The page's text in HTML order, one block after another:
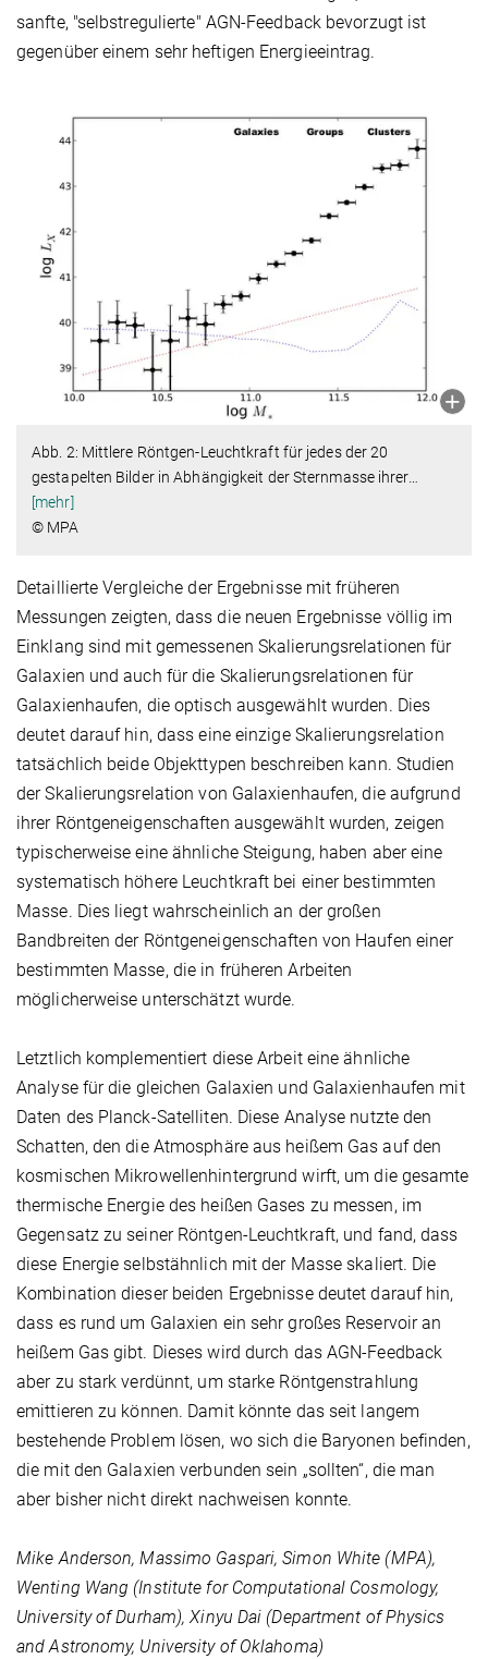
sanfte, "selbstregulierte" AGN-Feedback bevorzugt ist
gegenüber einem sehr heftigen Energieeintrag.
Abb. 2: Mittlere Röntgen-Leuchtkraft für jedes der 20
gestapelten Bilder in Abhängigkeit der Sternmasse ihrer…
[mehr]
© MPA
Detaillierte Vergleiche der Ergebnisse mit früheren
Messungen zeigten, dass die neuen Ergebnisse völlig im
Einklang sind mit gemessenen Skalierungsrelationen für
Galaxien und auch für die Skalierungs­relationen für
Galaxienhaufen, die optisch ausgewählt wurden. Dies
deutet darauf hin, dass eine einzige Skalierungsrelation
tatsächlich beide Objekttypen beschreiben kann. Studien
der Skalierungsrelation von Galaxienhaufen, die aufgrund
ihrer Röntgeneigenschaften ausgewählt wurden, zeigen
typischerweise eine ähnliche Steigung, haben aber eine
systematisch höhere Leuchtkraft bei einer bestimmten
Masse. Dies liegt wahrscheinlich an der großen
Bandbreiten der Röntgeneigenschaften von Haufen einer
bestimmten Masse, die in früheren Arbeiten
möglicherweise unterschätzt wurde.
Letztlich komplementiert diese Arbeit eine ähnliche
Analyse für die gleichen Galaxien und Galaxienhaufen mit
Daten des Planck-Satelliten. Diese Analyse nutzte den
Schatten, den die Atmosphäre aus heißem Gas auf den
kosmischen Mikrowellenhintergrund wirft, um die gesamte
thermische Energie des heißen Gases zu messen, im
Gegensatz zu seiner Röntgen-Leuchtkraft, und fand, dass
diese Energie selbstähnlich mit der Masse skaliert. Die
Kombination dieser beiden Ergebnisse deutet darauf hin,
dass es rund um Galaxien ein sehr großes Reservoir an
heißem Gas gibt. Dieses wird durch das AGN-Feedback
aber zu stark verdünnt, um starke Röntgenstrahlung
emittieren zu können. Damit könnte das seit langem
bestehende Problem lösen, wo sich die Baryonen befinden,
die mit den Galaxien verbunden sein „sollten“, die man
aber bisher nicht direkt nachweisen konnte.
Mike Anderson, Massimo Gaspari, Simon White (MPA),
Wenting Wang (Institute for Computational Cosmology,
University of Durham), Xinyu Dai (Department of Physics
and Astronomy, University of Oklahoma)